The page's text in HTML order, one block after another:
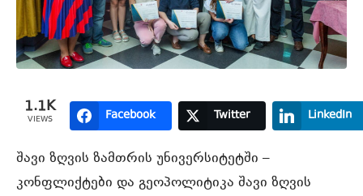
1.1K
VIEWS Facebook Twitter LinkedIn
შავი ზღვის ზამთრის უნივერსიტეტში –
კონფლიქტები და გეოპოლიტიკა შავი ზღვის